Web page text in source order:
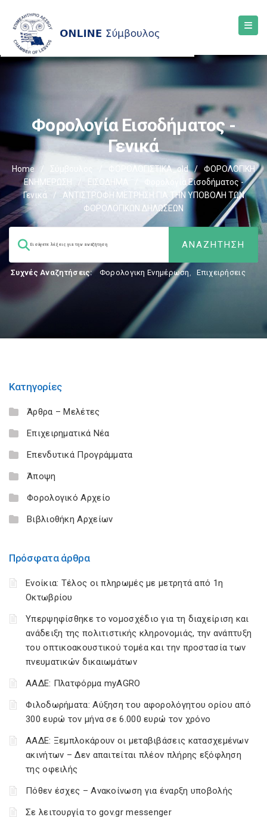
Φορολογία Εισοδήματος -
Γενικά
Home / Σύμβουλος ΦΟΡΟΛΟΓΙΣΤΙΚΑ_old /
ΦΟΡΟΛΟΓΙΚΗ
ΕΝΗΜΕΡΩΣΗ
/ ΕΙΣΟΔΗΜΑ
Φορολογία Εισοδήματος -
Γενικά
/
ΑΝΤΙΣΤΡΟΦΗ ΜΕΤΡΗΣΗ ΓΙΑ ΤΗΝ ΥΠΟΒΟΛΗ ΤΩΝ
ΦΟΡΟΛΟΓΙΚΩΝ ΔΗΛΩΣΕΩΝ
Συχνές Αναζητήσεις: Φορολογικη Ενημέρωση, Επιχειρήσεις
Κατηγορίες
Άρθρα – Μελέτες
Επιχειρηματικά Νέα
Επενδυτικά Προγράμματα
Άποψη
Φορολογικό Αρχείο
Βιβλιοθήκη Αρχείων
Πρόσφατα άρθρα
Ενοίκια: Τέλος οι πληρωμές με μετρητά από 1η
Οκτωβρίου
Υπερψηφίσθηκε το νομοσχέδιο για τη διαχείριση και
ανάδειξη της πολιτιστικής κληρονομιάς, την ανάπτυξη
του οπτικοακουστικού τομέα και την προστασία των
πνευματικών δικαιωμάτων
ΑΑΔΕ: Πλατφόρμα myAGRO
Φιλοδωρήματα: Αύξηση του αφορολόγητου ορίου από
300 ευρώ τον μήνα σε 6.000 ευρώ τον χρόνο
ΑΑΔΕ: Ξεμπλοκάρουν οι μεταβιβάσεις κατασχεμένων
ακινήτων – Δεν απαιτείται πλέον πλήρης εξόφληση
της οφειλής
Πόθεν έσχες – Ανακοίνωση για έναρξη υποβολής
Σε λειτουργία το gov.gr messenger